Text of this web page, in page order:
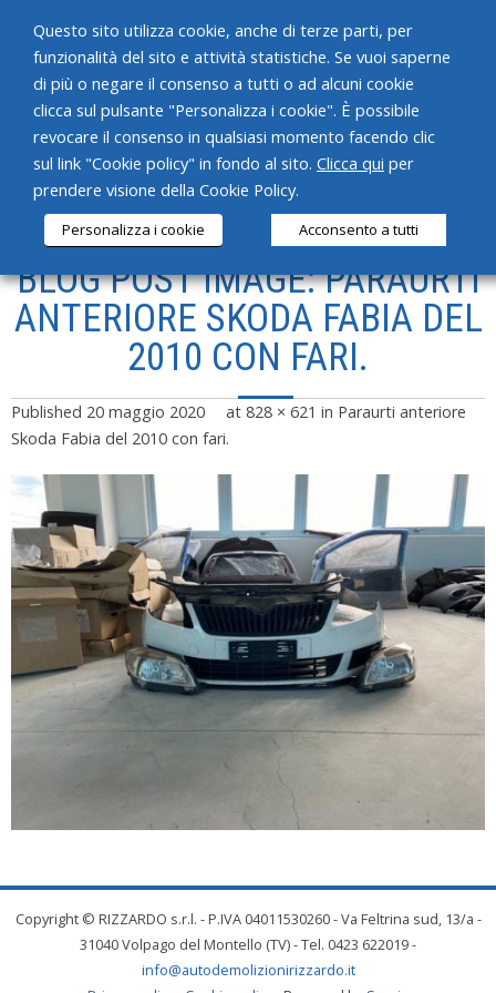
HOME
CHI SIAMO
SERVIZI
PRODOTTI
CONTATTI
BLOG POST IMAGE: PARAURTI
ANTERIORE SKODA FABIA DEL
2010 CON FARI.
Published 20 maggio 2020 at 828 × 621 in Paraurti anteriore
Skoda Fabia del 2010 con fari.
Copyright © RIZZARDO s.r.l. - P.IVA 04011530260 - Va Feltrina sud, 13/a -
31040 Volpago del Montello (TV) - Tel. 0423 622019 -
info@autodemolizionirizzardo.it
Questo sito utilizza cookie, anche di terze parti, per
funzionalità del sito e attività statistiche. Se vuoi saperne
di più o negare il consenso a tutti o ad alcuni cookie
clicca sul pulsante "Personalizza i cookie". È possibile
revocare il consenso in qualsiasi momento facendo clic
sul link "Cookie policy" in fondo al sito. Clicca qui per
prendere visione della Cookie Policy.
Personalizza i cookie Acconsento a tutti